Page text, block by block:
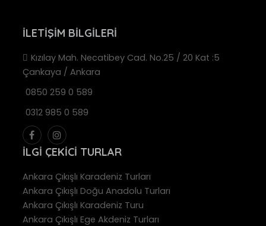
İLETIŞIM BILGILERI
Kızılay Mah. Necatibey Cad. No.25 / 20 Kat :5
Çankaya / Ankara
0850 259 0 589
0312 985 0 589
İLGI ÇEKICI TURLAR
Ankara Çıkışlı Karadeniz Turları
Ankara Çıkışlı Doğu Anadolu Turları
Ankara Çıkışlı Karadeniz Turu
Ankara Çıkışlı Ege Akdeniz Turları